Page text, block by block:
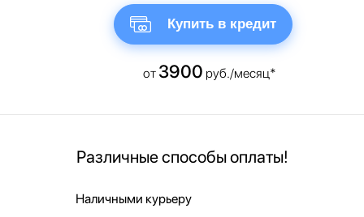
Купить в кредит
от 3900 руб./месяц*
Различные способы оплаты!
Наличными курьеру